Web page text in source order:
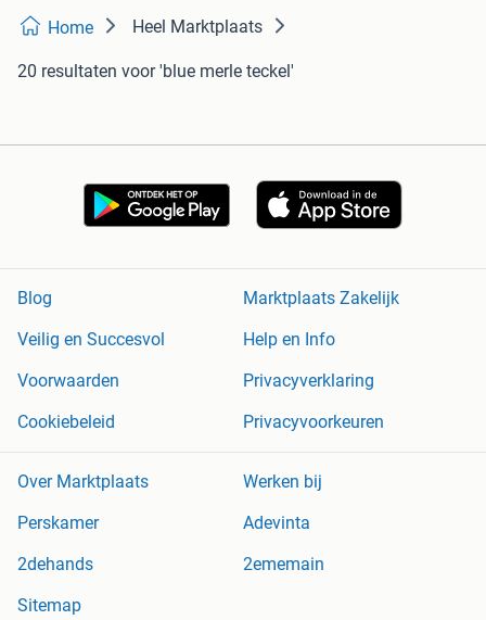
Home Heel Marktplaats
20 resultaten voor 'blue merle teckel'
Blog
Marktplaats Zakelijk
Veilig en Succesvol
Help en Info
Voorwaarden
Privacyverklaring
Cookiebeleid
Privacyvoorkeuren
Over Marktplaats
Werken bij
Perskamer
Adevinta
2dehands
2ememain
Sitemap